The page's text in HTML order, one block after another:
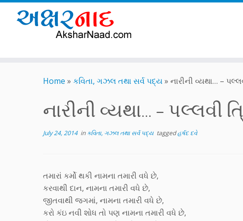
Home » કવિતા, ગઝલ તથા સર્વ પદ્ય» નારીની વ્યથા… –
નારીની વ્યથા… – પલ્લવી
July 24, 2014inકવિતા, ગઝલ તથા સર્વ પદ્ય taggedહર્ષદ દવે
તમારાં કર્મો થકી નામના તમારી વધે છે,
કરવાથી દાન, નામના તમારી વધે છે,
જીતવાથી જગમાં, નામના તમારી વધે છે,
કરો કંઇ નવી શોધ તો પણ નામના તમારી વધે છે,